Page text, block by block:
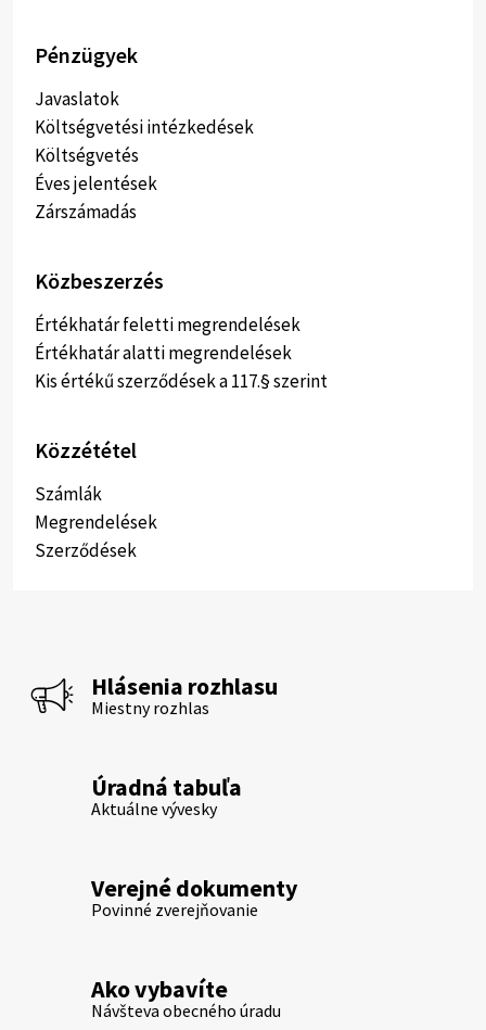
Pénzügyek
Javaslatok
Költségvetési intézkedések
Költségvetés
Éves jelentések
Zárszámadás
Közbeszerzés
Értékhatár feletti megrendelések
Értékhatár alatti megrendelések
Kis értékű szerződések a 117.§ szerint
Közzététel
Számlák
Megrendelések
Szerződések
Hlásenia rozhlasu
Miestny rozhlas
Úradná tabuľa
Aktuálne vývesky
Verejné dokumenty
Povinné zverejňovanie
Ako vybavíte
Návšteva obecného úradu